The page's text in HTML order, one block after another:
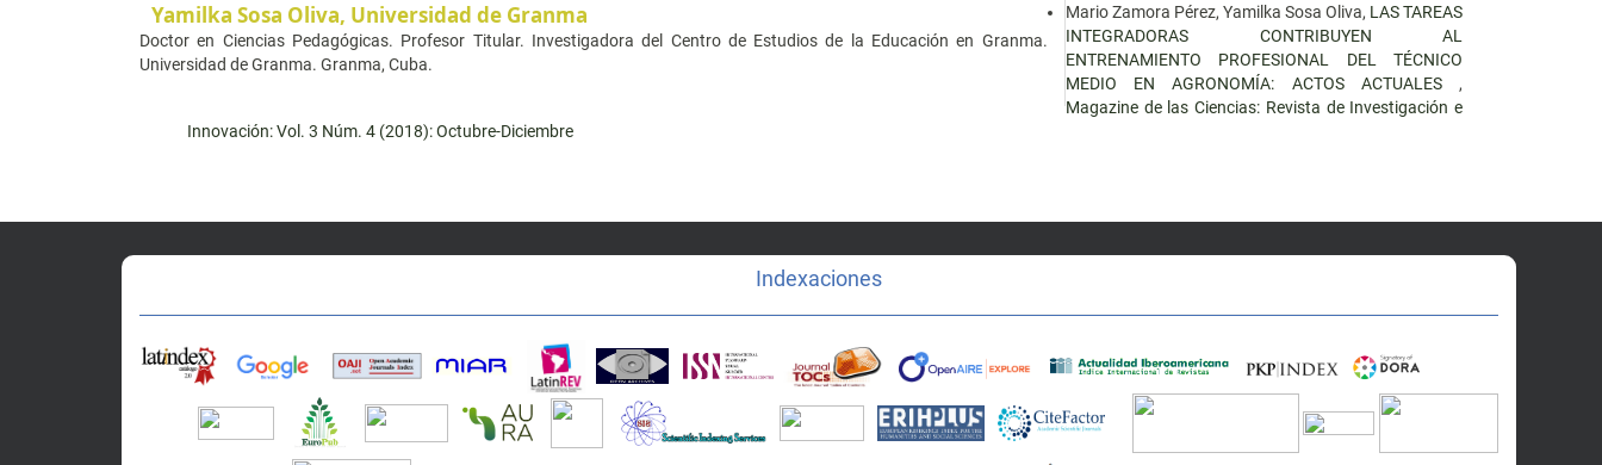
Yamilka Sosa Oliva, Universidad de Granma
Doctor en Ciencias Pedagógicas. Profesor Titular. Investigadora del Centro de Estudios de la Educación en Granma.
Universidad de Granma. Granma, Cuba.
Mario Zamora Pérez, Yamilka Sosa Oliva, LAS TAREAS
INTEGRADORAS CONTRIBUYEN AL
ENTRENAMIENTO PROFESIONAL DEL TÉCNICO
MEDIO EN AGRONOMÍA: ACTOS ACTUALES ,
Magazine de las Ciencias: Revista de Investigación e
Innovación: Vol. 3 Núm. 4 (2018): Octubre-Diciembre
Indexaciones